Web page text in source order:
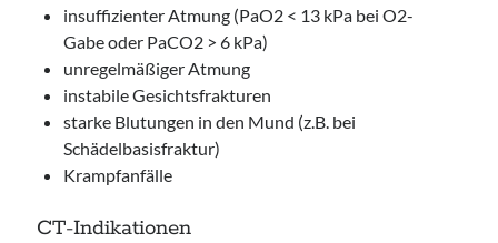
insuffizienter Atmung (PaO2 < 13 kPa bei O2-
Gabe oder PaCO2 > 6 kPa)
unregelmäßiger Atmung
instabile Gesichtsfrakturen
starke Blutungen in den Mund (z.B. bei
Schädelbasisfraktur)
Krampfanfälle
CT-Indikationen